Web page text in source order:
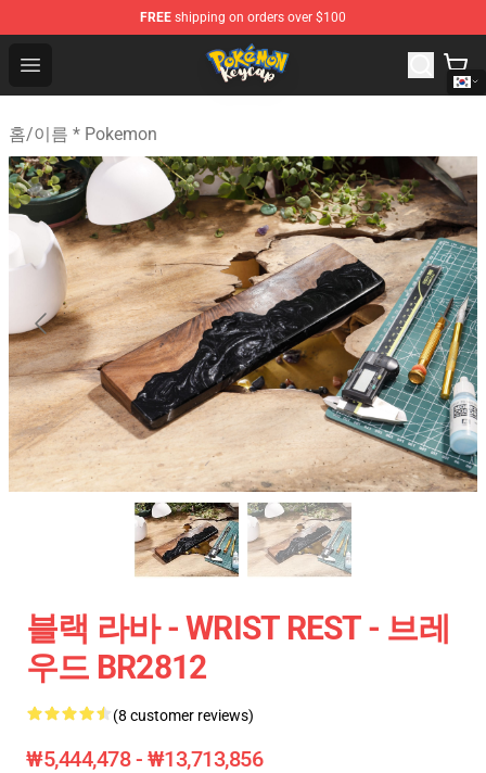
FREE shipping on orders over $100
Open menu
Pokemon Keycap Shop - The Best Store of Pokemon
홈/이름 * Pokemon
블랙 라바 - WRIST REST - 브레
우드 BR2812
(8 customer reviews)
₩5,444,478 - ₩13,713,856